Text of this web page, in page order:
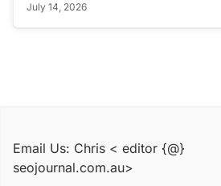
July 14, 2026
Email Us: Chris < editor {@}
seojournal.com.au>